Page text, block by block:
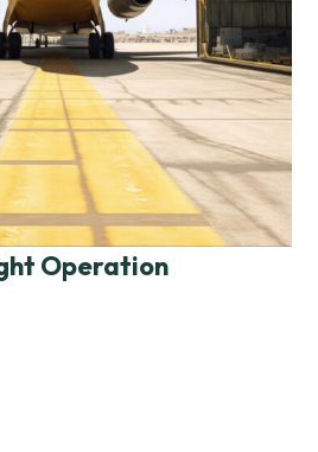
Operation